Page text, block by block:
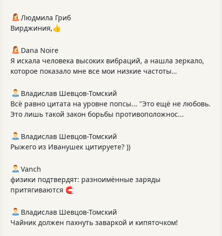
Людмила Гриб
Вирджиния,👍
Dana Noire
Я искала человека высоких вибраций, а нашла зеркало,
которое показало мне все мои низкие частоты…
Владислав Шевцов-Томский
Всё равно цитата на уровне попсы... "Это ещё не любовь.
Это лишь такой закон борьбы противоположнос...
Владислав Шевцов-Томский
Рыжего из Иванушек цитируете? ))
Vanch
физики подтвердят: разноимённые заряды
притягиваются 🧲
Владислав Шевцов-Томский
Чайник должен пахнуть заваркой и кипяточком!